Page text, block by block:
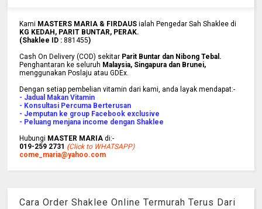
Kami MASTERS MARIA & FIRDAUS ialah Pengedar Sah Shaklee di
KG KEDAH, PARIT BUNTAR, PERAK.
(Shaklee ID :881455)
Cash On Delivery (COD) sekitar Parit Buntar dan Nibong Tebal.
Penghantaran ke seluruh Malaysia, Singapura dan Brunei,
menggunakan Poslaju atau GDEx.
Dengan setiap pembelian vitamin dari kami, anda layak mendapat:-
- Jadual Makan Vitamin
- Konsultasi Percuma Berterusan
- Jemputan ke group Facebook exclusive
- Peluang menjana income dengan Shaklee
Hubungi MASTER MARIA di:-
019-259 2731 (Click to WHATSAPP)
come_maria@yahoo.com
Cara Order Shaklee Online Termurah Terus Dari